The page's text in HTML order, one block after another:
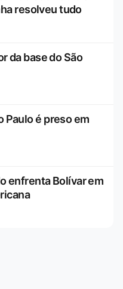
resolveu tudo
da base do São
Paulo é preso em
enfrenta Bolívar em